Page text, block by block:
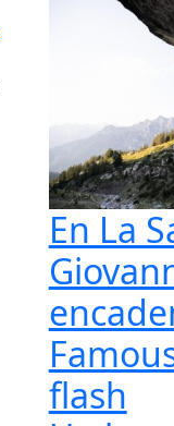
En La
flash